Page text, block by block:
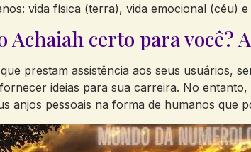
vida física (terra), vida emocional (céu)
Achaiah certo para você?
prestam assistência aos seus usuários,
ideias para sua carreira. No
anjos pessoais na forma de humanos que